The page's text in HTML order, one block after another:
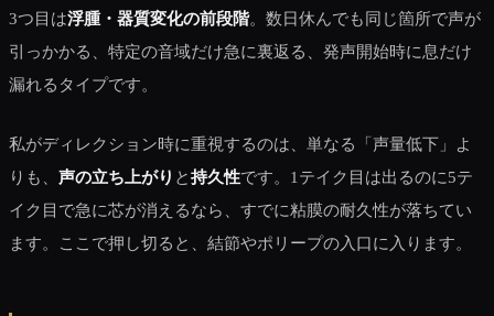
3つ目は浮腫・器質変化の前段階。数日休んでも同じ箇所で声が
引っかかる、特定の音域だけ急に裏返る、発声開始時に息だけ
漏れるタイプです。
私がディレクション時に重視するのは、単なる「声量低下」よ
りも、 声の立ち上がり と持久性です。1テイク目は出るのに5テ
イク目で急に芯が消えるなら、すでに粘膜の耐久性が落ちてい
ます。ここで押し切ると、結節やポリープの入口に入ります。